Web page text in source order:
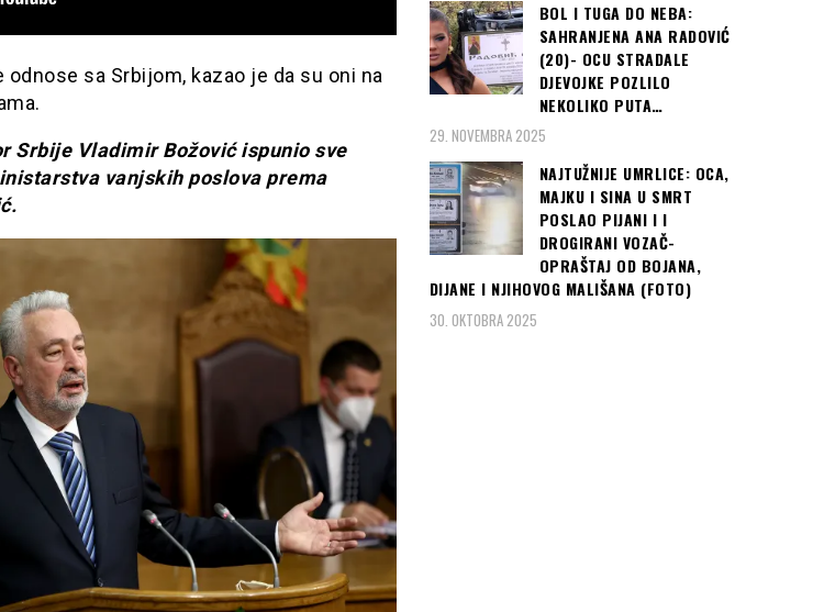
sa Srbijom, kazao je da su oni na
Srbije Vladimir Božović ispunio sve
vanjskih poslova prema
BOL I TUGA DO NEBA:
SAHRANJENA ANA RADOVIĆ
(20)- OCU STRADALE
DJEVOJKE POZLILO
NEKOLIKO PUTA…
29. NOVEMBRA 2025
NAJTUŽNIJE UMRLICE: OCA,
MAJKU I SINA U SMRT
POSLAO PIJANI I I
DROGIRANI VOZAČ-
OPRAŠTAJ OD BOJANA,
DIJANE I NJIHOVOG MALIŠANA (FOTO)
30. OKTOBRA 2025